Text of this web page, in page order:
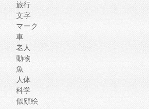
旅行
文字
マーク
車
老人
動物
魚
人体
科学
似顔絵